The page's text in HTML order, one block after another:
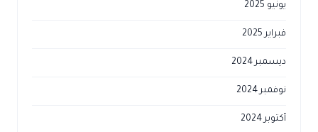
يونيو 2025
فبراير 2025
ديسمبر 2024
نوفمبر 2024
أكتوبر 2024